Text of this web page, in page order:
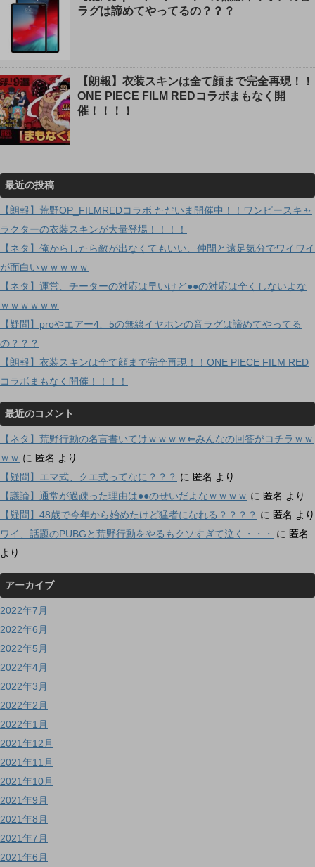
ラグは諦めてやってるの？？？
【朗報】衣装スキンは全て顔まで完全再現！！
ONE PIECE FILM REDコラボまもなく開
催！！！！
最近の投稿
【朗報】荒野OP_FILMREDコラボ ただいま開催中！！ワンピースキャ
ラクターの衣装スキンが大量登場！！！！
【ネタ】俺からしたら敵が出なくてもいい、仲間と遠足気分でワイワイ
が面白いｗｗｗｗｗ
【ネタ】運営、チーターの対応は早いけど●●の対応は全くしないよな
ｗｗｗｗｗｗ
【疑問】proやエアー4、5の無線イヤホンの音ラグは諦めてやってる
の？？？
【朗報】衣装スキンは全て顔まで完全再現！！ONE PIECE FILM RED
コラボまもなく開催！！！！
最近のコメント
【ネタ】荒野行動の名言書いてけｗｗｗｗ⇐みんなの回答がコチラｗｗ
ｗｗ に 匿名 より
【疑問】エマ式、クエ式ってなに？？？ に 匿名 より
【議論】通常が過疎った理由は●●のせいだよなｗｗｗｗ に 匿名 より
【疑問】48歳で今年から始めたけど猛者になれる？？？？ に 匿名 より
ワイ、話題のPUBGと荒野行動をやるもクソすぎて泣く・・・
に 匿名
より
アーカイブ
2022年7月
2022年6月
2022年5月
2022年4月
2022年3月
2022年2月
2022年1月
2021年12月
2021年11月
2021年10月
2021年9月
2021年8月
2021年7月
2021年6月